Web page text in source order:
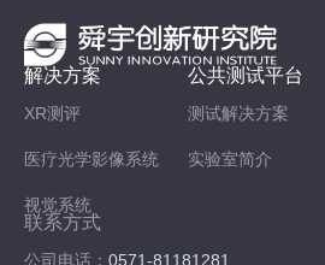
解决方案
XR测评
医疗光学影像系统
视觉系统
公共测试平台
测试解决方案
实验室简介
联系方式
公司电话： 0571-81181281